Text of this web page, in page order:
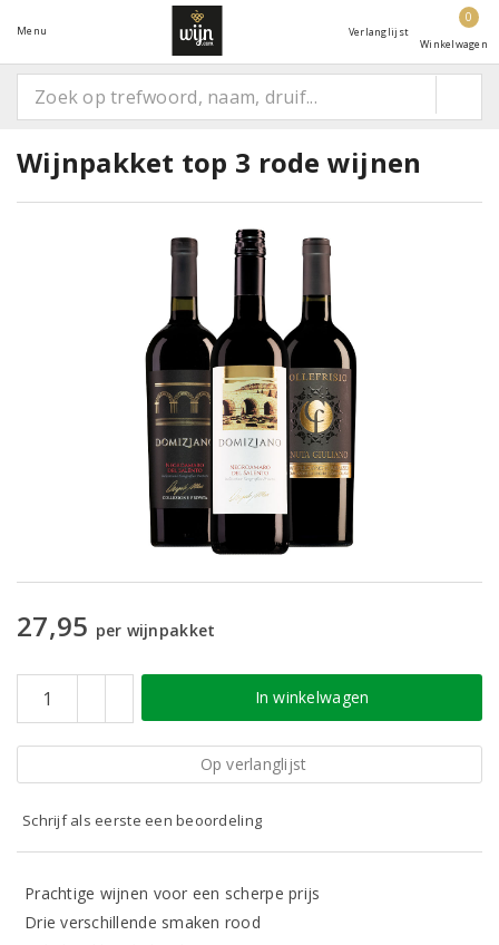
Menu Verlanglijst
0
Winkelwagen
Wijnpakket top 3 rode wijnen
27,95 per wijnpakket
In winkelwagen
Op verlanglijst
Schrijf als eerste een beoordeling
Prachtige wijnen voor een scherpe prijs
Drie verschillende smaken rood